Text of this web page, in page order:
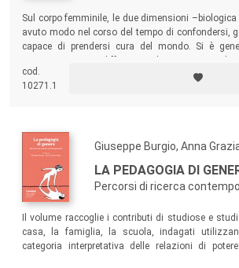
Sul corpo femminile, le due dimensioni
avuto modo nel corso del tempo di confondersi,
capace di prendersi cura del mondo. Si è
categorie considerate marginali dalla
corporeità, l’affettività e la creatività.
cod.
10271.1
Giuseppe Burgio, Anna
LA PEDAGOGIA DI
Percorsi di ricerca
Il volume raccoglie i contributi di studiose e
casa, la famiglia, la scuola, indagati
categoria interpretativa delle relazioni di
come paradigma